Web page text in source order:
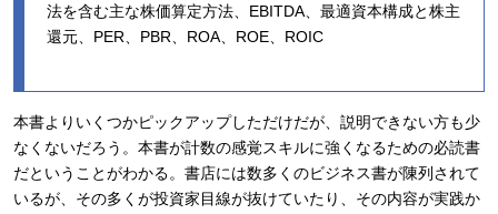
法を含む主な株価算定方法、EBITDA、最適資本構成と株主
還元、PER、PBR、ROA、ROE、ROIC
本書よりいくつかピックアップしただけだが、説明できない方も少
なくないだろう。本書が計数の感覚スキルに強くなるための必読書
だということがわかる。書店には数多くのビジネス書が陳列されて
いるが、その多くが投資家目線が抜けていたり、その内容が実践か